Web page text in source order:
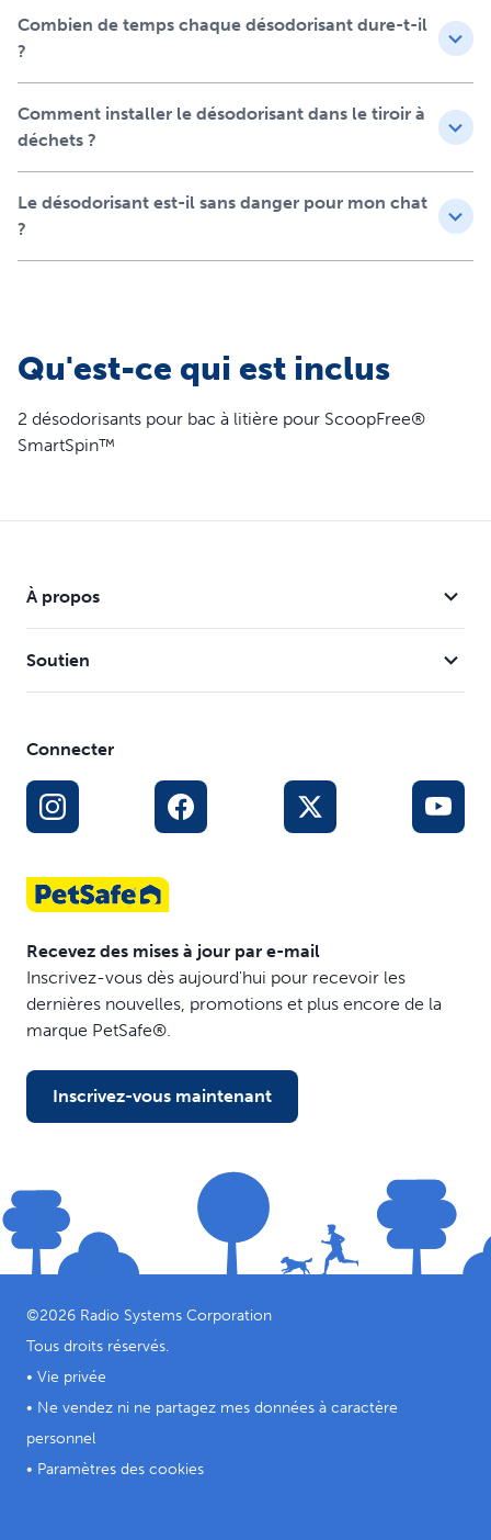
à déchets. Avec une durée de vie de 15 jours par
désodorisant, chaque lot de 2 offre jusqu'à un mois de
meilleur contrôle des odeurs.
Caractéristiques
Compatible avec le bac à litière autonettoyant
ScoopFree SmartSpin
l'odeur de frais du bac à litière
Simplifiez-vous la vie et économisez avec un
abonnement
Combien de temps chaque désodorisant dure-t-il
?
Comment installer le désodorisant dans le tiroir à
déchets ?
Le désodorisant est-il sans danger pour mon chat
?
Qu'est-ce qui est inclus
2 désodorisants pour bac à litière pour ScoopFree®
SmartSpin™
À propos
Soutien
Connecter
Recevez des mises à jour par e-mail
Inscrivez-vous dès aujourd'hui pour recevoir les
dernières nouvelles, promotions et plus encore de la
marque PetSafe®.
Inscrivez-vous maintenant
©2026 Radio Systems Corporation
Tous droits réservés.
• Vie privée
• Ne vendez ni ne partagez mes données à caractère
personnel
• Paramètres des cookies